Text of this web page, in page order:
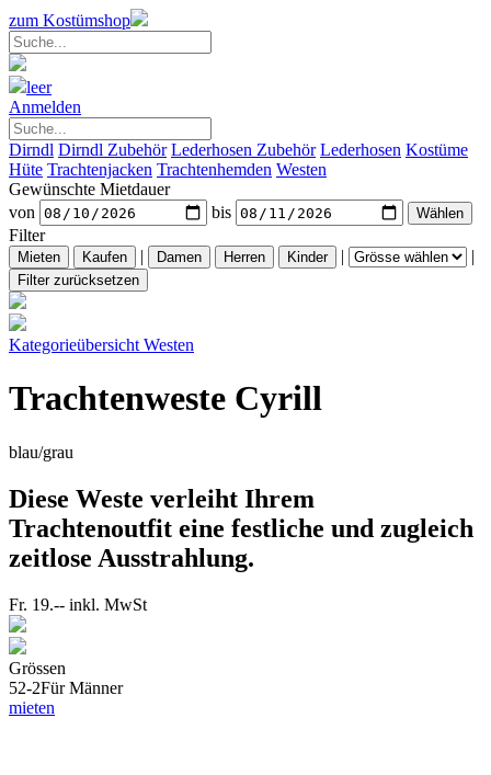
zum Kostümshop
leer
Anmelden
Dirndl Dirndl Zubehör Lederhosen Zubehör Lederhosen Kostüme
Hüte Trachtenjacken Trachtenhemden Westen
Gewünschte Mietdauer
von
bis
Filter
|
| |
Kategorieübersicht Westen
Trachtenweste Cyrill
blau/grau
Diese Weste verleiht Ihrem
Trachtenoutfit eine festliche und zugleich
zeitlose Ausstrahlung.
Fr. 19.-- inkl. MwSt
Grössen
52-2Für Männer
mieten